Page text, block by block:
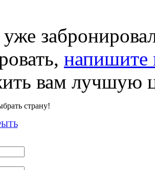
напишите
вам лучшую
страну!